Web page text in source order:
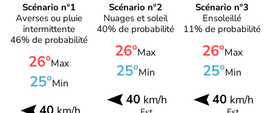
Scénario n°1
Averses ou pluie
intermittente
46% de probabilité
26°Max
25°Min
Scénario n°2
Nuages et soleil
40% de probabilité
26°Max
25°Min
40km/h
Scénario n°3
Ensoleillé
11% de probabilité
26°Max
25°Min
40 km/h